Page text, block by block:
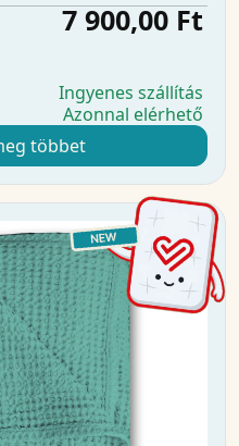
7 900,00 Ft
Ingyenes szállítás
Azonnal elérhető
többet